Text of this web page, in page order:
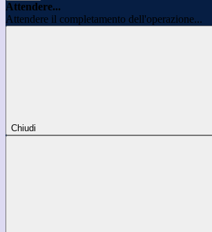
Attendere...
Attendere il completamento dell'operazione...
Chiudi